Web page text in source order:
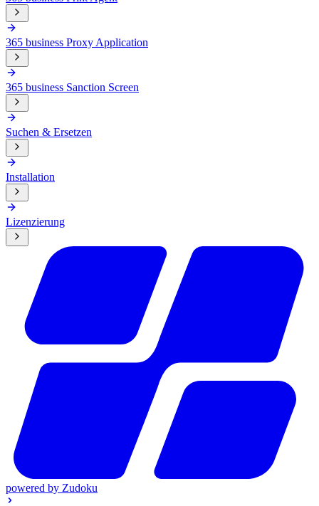
365 business Proxy Application
365 business Sanction Screen
Suchen & Ersetzen
Installation
Lizenzierung
powered by Zudoku